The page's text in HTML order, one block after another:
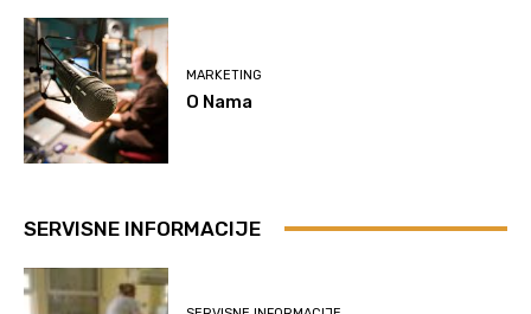
MARKETING
O Nama
SERVISNE INFORMACIJE